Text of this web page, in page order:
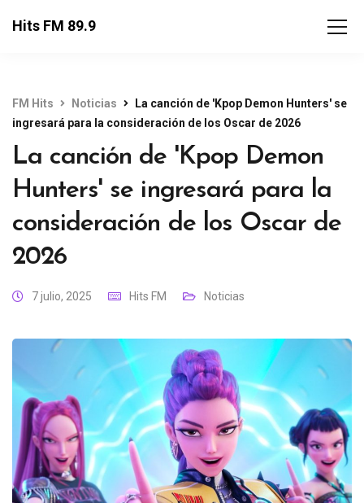
Hits FM 89.9
FM Hits Noticias
La canción de 'Kpop Demon Hunters' se
ingresará para la consideración de los Oscar de 2026
La canción de 'Kpop Demon
Hunters' se ingresará para la
consideración de los Oscar de
2026
7 julio, 2025 Hits FM Noticias